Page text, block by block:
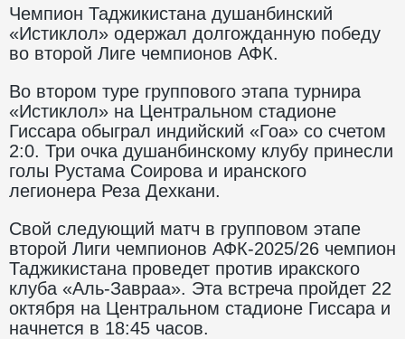
Чемпион Таджикистана душанбинский
«Истиклол» одержал долгожданную победу
во второй Лиге чемпионов АФК.
Во втором туре группового этапа турнира
«Истиклол» на Центральном стадионе
Гиссара обыграл индийский «Гоа» со счетом
2:0. Три очка душанбинскому клубу принесли
голы Рустама Соирова и иранского
легионера Реза Дехкани.
Свой следующий матч в групповом этапе
второй Лиги чемпионов АФК-2025/26 чемпион
Таджикистана проведет против иракского
клуба «Аль-Завраа». Эта встреча пройдет 22
октября на Центральном стадионе Гиссара и
начнется в 18:45 часов.